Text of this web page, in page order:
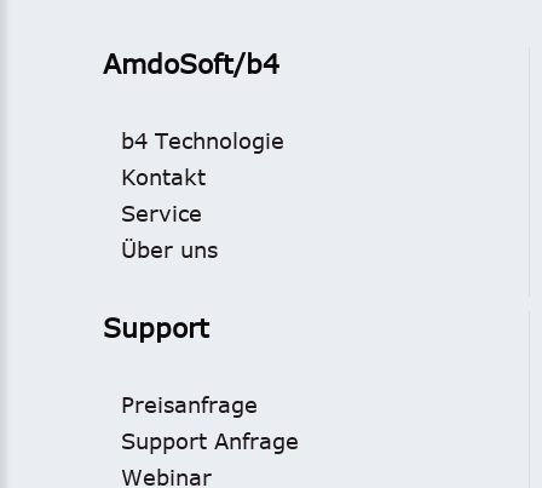
AmdoSoft/b4
b4 Technologie
Kontakt
Service
Über uns
Support
Preisanfrage
Support Anfrage
Webinar